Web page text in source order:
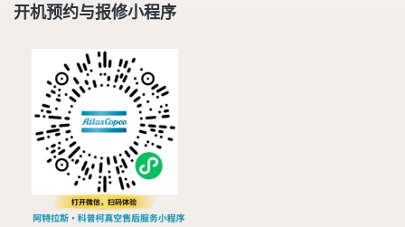
开机预约与报修小程序